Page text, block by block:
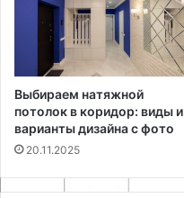
Выбираем натяжной
потолок в коридор: виды и
варианты дизайна с фото
20.11.2025